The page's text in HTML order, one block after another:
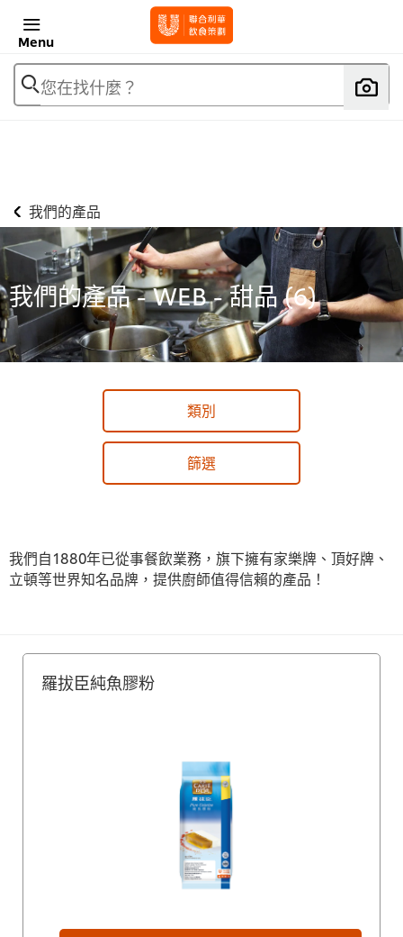
Menu
您在找什麼？
我們的產品
我們的產品 - WEB - 甜品 (6)
類別
篩選
我們自1880年已從事餐飲業務，旗下擁有家樂牌、頂好牌、
立頓等世界知名品牌，提供廚師值得信賴的產品！
羅拔臣純魚膠粉